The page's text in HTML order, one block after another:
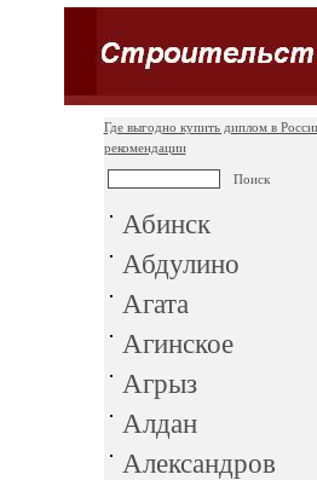
Где выгодно купить диплом в
рекомендации
Абинск
Абдулино
Агата
Агинское
Агрыз
Алдан
Александров